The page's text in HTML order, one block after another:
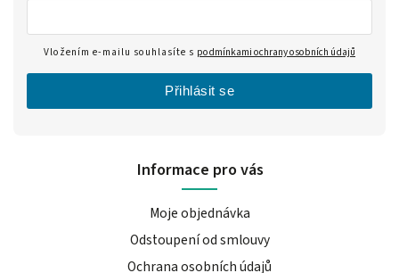
Informace pro vás
Moje objednávka
Odstoupení od smlouvy
Ochrana osobních údajů
Vložením e-mailu souhlasíte s podmínkami ochrany osobních údajů
Přihlásit se